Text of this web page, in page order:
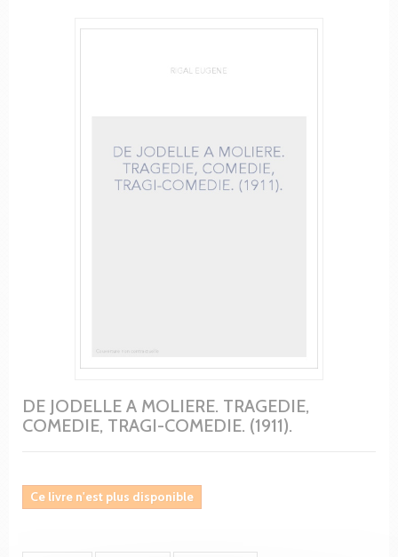
DE JODELLE A MOLIERE. TRAGEDIE,
COMEDIE, TRAGI-COMEDIE. (1911).
Ce livre n'est plus disponible